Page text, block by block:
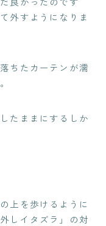
外すようになりま
ちたカーテンが濡
たままにするしか
上を歩けるように
しイタズラ」の対